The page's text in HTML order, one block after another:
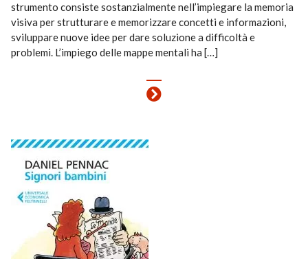
strumento consiste sostanzialmente nell’impiegare la memoria
visiva per strutturare e memorizzare concetti e informazioni,
sviluppare nuove idee per dare soluzione a difficoltà e
problemi. L’impiego delle mappe mentali ha […]